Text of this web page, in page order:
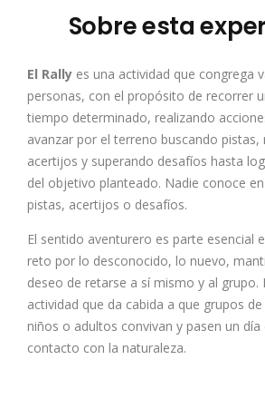
Sobre esta
El Rally es una actividad que congrega
personas, con el propósito de recorrer
tiempo determinado, realizando
avanzar por el terreno buscando pistas,
acertijos y superando desafíos hasta
del objetivo planteado. Nadie conoce
pistas, acertijos o desafíos.
El sentido aventurero es parte esencial
reto por lo desconocido, lo nuevo,
deseo de retarse a sí mismo y al grupo.
actividad que da cabida a que grupos
niños o adultos convivan y pasen un
contacto con la naturaleza.